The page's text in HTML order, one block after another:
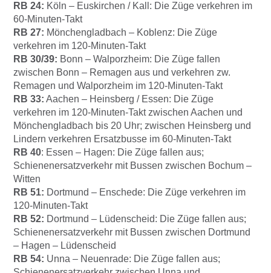
RB 24: Köln – Euskirchen / Kall: Die Züge verkehren im
60-Minuten-Takt
RB 27: Mönchengladbach – Koblenz: Die Züge
verkehren im 120-Minuten-Takt
RB 30/39: Bonn – Walporzheim: Die Züge fallen
zwischen Bonn – Remagen aus und verkehren zw.
Remagen und Walporzheim im 120-Minuten-Takt
RB 33: Aachen – Heinsberg / Essen: Die Züge
verkehren im 120-Minuten-Takt zwischen Aachen und
Mönchengladbach bis 20 Uhr; zwischen Heinsberg und
Lindern verkehren Ersatzbusse im 60-Minuten-Takt
RB 40: Essen – Hagen: Die Züge fallen aus;
Schienenersatzverkehr mit Bussen zwischen Bochum –
Witten
RB 51: Dortmund – Enschede: Die Züge verkehren im
120-Minuten-Takt
RB 52: Dortmund – Lüdenscheid: Die Züge fallen aus;
Schienenersatzverkehr mit Bussen zwischen Dortmund
– Hagen – Lüdenscheid
RB 54: Unna – Neuenrade: Die Züge fallen aus;